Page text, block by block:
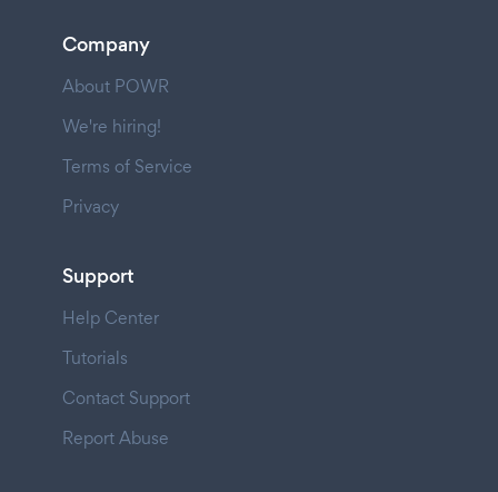
Company
About POWR
We're hiring!
Terms of Service
Privacy
Support
Help Center
Tutorials
Contact Support
Report Abuse